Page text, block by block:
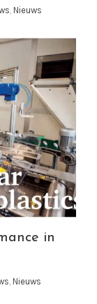
, Nieuws
in plastics’
in
, Nieuws